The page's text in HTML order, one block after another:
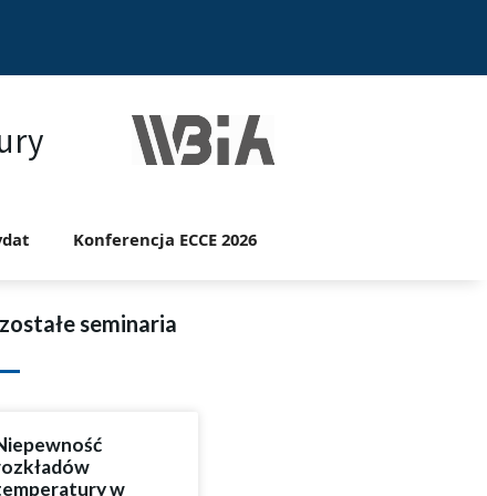
Konferencja ECCE 2026
seminaria
w